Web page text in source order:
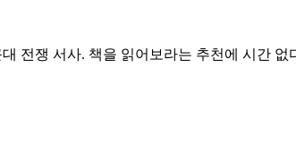
전쟁 서사. 책을 읽어보라는 추천에 시간